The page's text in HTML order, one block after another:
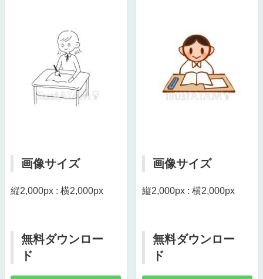
画像サイズ
縦2,000px : 横2,000px
無料ダウンロー
ド
画像サイズ
縦2,000px : 横2,000px
無料ダウンロー
ド